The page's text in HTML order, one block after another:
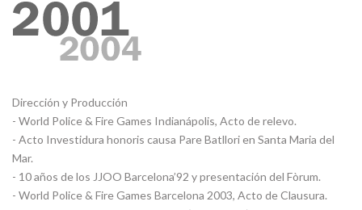
Dirección y Producción
- World Police & Fire Games Indianápolis, Acto de relevo.
- Acto Investidura honoris causa Pare Batllori en Santa Maria del
Mar.
- 10 años de los JJOO Barcelona’92 y presentación del Fòrum.
- World Police & Fire Games Barcelona 2003, Acto de Clausura.